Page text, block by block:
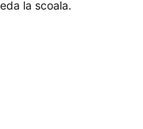
la scoala.